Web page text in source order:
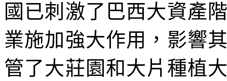
國已刺激了巴西大資產
業施加強大作用，影響
管了大莊園和大片種植